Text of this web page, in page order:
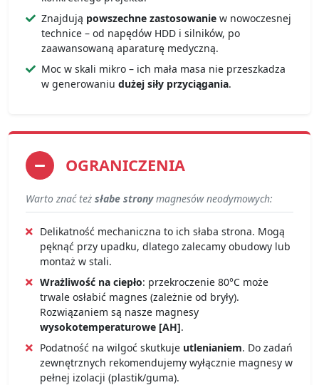
Znajdują powszechne zastosowanie w nowoczesnej
technice – od napędów HDD i silników, po
zaawansowaną aparaturę medyczną.
Moc w skali mikro – ich mała masa nie przeszkadza
w generowaniu dużej siły przyciągania.
OGRANICZENIA
Warto znać też słabe stronymagnesów neodymowych:
Delikatność mechaniczna to ich słaba strona. Mogą
pęknąć przy upadku, dlatego zalecamy obudowy lub
montaż w stali.
Wrażliwość na ciepło: przekroczenie 80°C może
trwale osłabić magnes (zależnie od bryły).
Rozwiązaniem są nasze magnesy
wysokotemperaturowe [AH].
Podatność na wilgoć skutkuje utlenianiem. Do zadań
zewnętrznych rekomendujemy wyłącznie magnesy w
pełnej izolacji (plastik/guma).